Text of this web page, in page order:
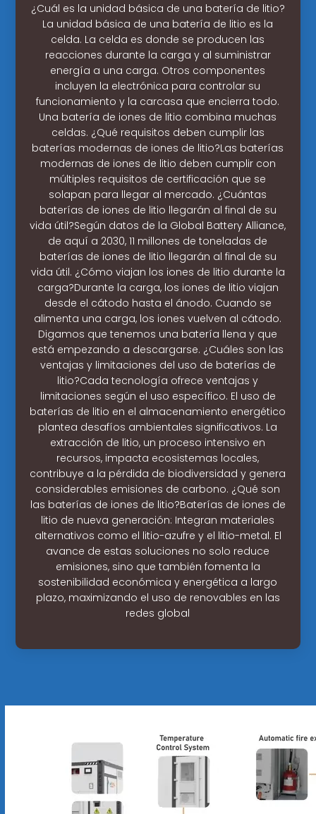
¿Cuál es la unidad básica de una batería de litio?
La unidad básica de una batería de litio es la
celda. La celda es donde se producen las
reacciones durante la carga y al suministrar
energía a una carga. Otros componentes
incluyen la electrónica para controlar su
funcionamiento y la carcasa que encierra todo.
Una batería de iones de litio combina muchas
celdas. ¿Qué requisitos deben cumplir las
baterías modernas de iones de litio?Las baterías
modernas de iones de litio deben cumplir con
múltiples requisitos de certificación que se
solapan para llegar al mercado. ¿Cuántas
baterías de iones de litio llegarán al final de su
vida útil?Según datos de la Global Battery Alliance,
de aquí a 2030, 11 millones de toneladas de
baterías de iones de litio llegarán al final de su
vida útil. ¿Cómo viajan los iones de litio durante la
carga?Durante la carga, los iones de litio viajan
desde el cátodo hasta el ánodo. Cuando se
alimenta una carga, los iones vuelven al cátodo.
Digamos que tenemos una batería llena y que
está empezando a descargarse. ¿Cuáles son las
ventajas y limitaciones del uso de baterías de
litio?Cada tecnología ofrece ventajas y
limitaciones según el uso específico. El uso de
baterías de litio en el almacenamiento energético
plantea desafíos ambientales significativos. La
extracción de litio, un proceso intensivo en
recursos, impacta ecosistemas locales,
contribuye a la pérdida de biodiversidad y genera
considerables emisiones de carbono. ¿Qué son
las baterías de iones de litio?Baterías de iones de
litio de nueva generación: Integran materiales
alternativos como el litio-azufre y el litio-metal. El
avance de estas soluciones no solo reduce
emisiones, sino que también fomenta la
sostenibilidad económica y energética a largo
plazo, maximizando el uso de renovables en las
redes global